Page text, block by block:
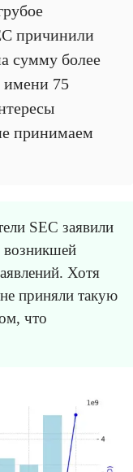
причинили
сумму более
имени 75
принимаем
SEC заявили
Хотя
приняли такую
что